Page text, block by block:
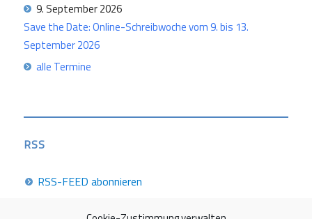
9. September 2026
Save the Date: Online-Schreibwoche vom 9. bis 13.
September 2026
alle Termine
RSS
RSS-FEED abonnieren